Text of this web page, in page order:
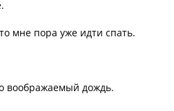
мне пора уже идти спать.
воображаемый дождь.